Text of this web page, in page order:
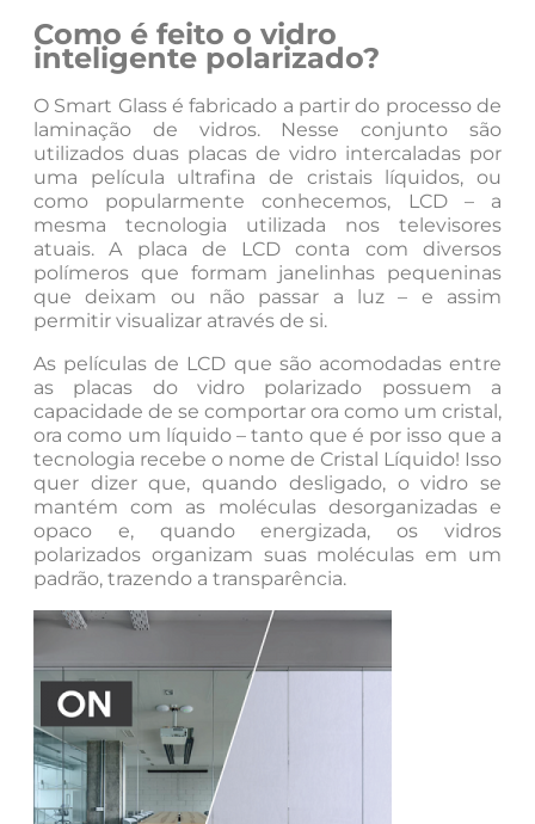
Como é feito o vidro
inteligente polarizado?
O Smart Glass é fabricado a partir do processo de
laminação de vidros. Nesse conjunto são
utilizados duas placas de vidro intercaladas por
uma película ultrafina de cristais líquidos, ou
como popularmente conhecemos, LCD – a
mesma tecnologia utilizada nos televisores
atuais. A placa de LCD conta com diversos
polímeros que formam janelinhas pequeninas
que deixam ou não passar a luz – e assim
permitir visualizar através de si.
As películas de LCD que são acomodadas entre
as placas do vidro polarizado possuem a
capacidade de se comportar ora como um cristal,
ora como um líquido – tanto que é por isso que a
tecnologia recebe o nome de Cristal Líquido! Isso
quer dizer que, quando desligado, o vidro se
mantém com as moléculas desorganizadas e
opaco e, quando energizada, os vidros
polarizados organizam suas moléculas em um
padrão, trazendo a transparência.